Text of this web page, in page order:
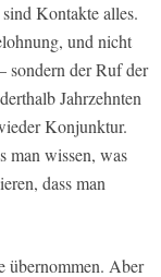
Kontakte alles.
und nicht
sondern der Ruf der
Jahrzehnten
Konjunktur.
man wissen, was
dass man
übernommen. Aber